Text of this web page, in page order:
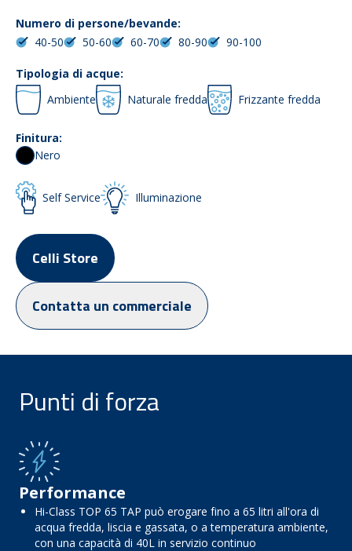
Numero di persone/bevande:
40-50
50-60 60-70 80-90 90-100
Tipologia di acque:
Ambiente
Naturale fredda Frizzante fredda
Finitura:
Nero
Self Service Illuminazione
Celli Store
Contatta un commerciale
Punti di forza
Performance
Hi-Class TOP 65 TAP può erogare fino a 65 litri all'ora di
acqua fredda, liscia e gassata, o a temperatura ambiente,
con una capacità di 40L in servizio continuo